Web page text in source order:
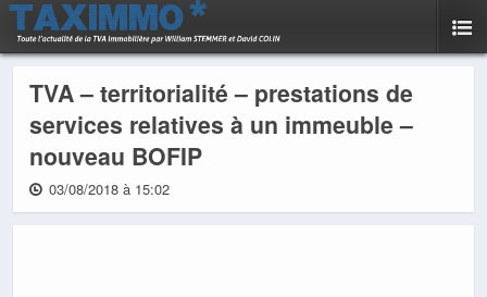
TVA – territorialité – prestations de
services relatives à un immeuble –
nouveau BOFIP
03/08/2018 à 15:02